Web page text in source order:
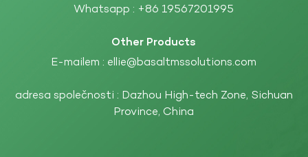
Whatsapp : +86 19567201995
Other Products
E-mailem : ellie@basaltmssolutions.com
adresa společnosti : Dazhou High-tech Zone, Sichuan
Province, China